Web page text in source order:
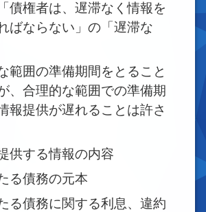
権者は、遅滞なく情報を
ばならない」の「遅滞な
囲の準備期間をとること
、合理的な範囲での準備期
報提供が遅れることは許さ
する情報の内容
債務の元本
務に関する利息、違約